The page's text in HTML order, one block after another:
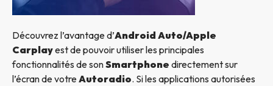
Découvrez l’avantage d’Android Auto/Apple
Carplayest de pouvoir utiliser les principales
fonctionnalités de sonSmartphone directement sur
l’écran de votreAutoradio. Si les applications autorisées